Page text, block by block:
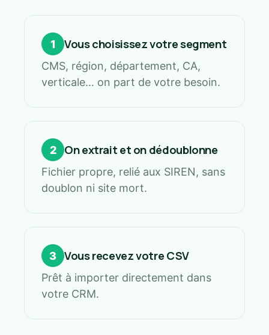
1 Vous choisissez votre segment
CMS, région, département, CA,
verticale… on part de votre besoin.
2 On extrait et on dédoublonne
Fichier propre, relié aux SIREN, sans
doublon ni site mort.
3 Vous recevez votre CSV
Prêt à importer directement dans
votre CRM.